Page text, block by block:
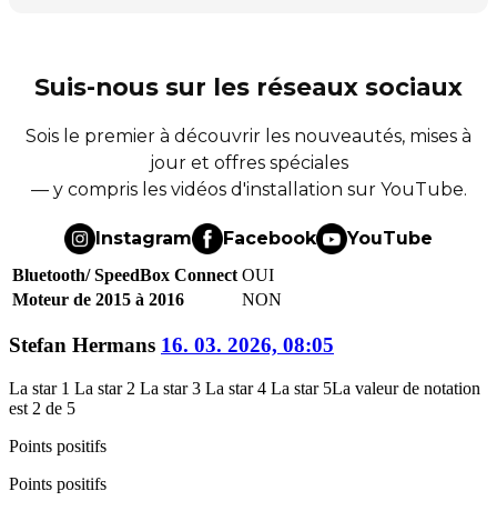
Suis-nous sur les réseaux sociaux
Sois le premier à découvrir les nouveautés, mises à
jour et offres spéciales
— y compris les vidéos d'installation sur YouTube.
Instagram Facebook YouTube
Bluetooth/ SpeedBox Connect OUI
Moteur de 2015 à 2016
NON
Stefan Hermans 16. 03. 2026, 08:05
La star 1 La star 2 La star 3 La star 4 La star 5La valeur de notation
est 2 de 5
Points positifs
Points positifs